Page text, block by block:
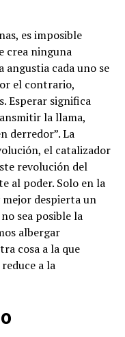
es imposible
crea ninguna
cada uno se
el contrario,
Esperar significa
la llama,
derredor”. La
el catalizador
revolución del
al poder. Solo en la
despierta un
sea posible la
albergar
cosa a la que
a la